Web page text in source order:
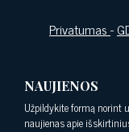
Privatumas-
NAUJIENOS
Užpildykite formą norint
naujienas apie